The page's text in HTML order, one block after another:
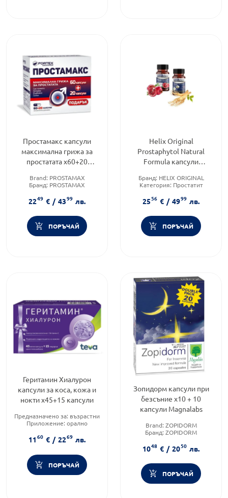
Простамакс капсули
максимална грижа за
простатата х60+20
Brand: PROSTAMAX
Бранд: PROSTAMAX
2249 € / 4399 лв.
ПОРЪЧАЙ
Helix Original
Prostaphytol Natural
Formula капсули
Plus капсули х30
Бранд: HELIX ORIGINAL
Категория: Простатит
2556 € / 4999 лв.
ПОРЪЧАЙ
Геритамин Хиалурон
капсули за коса, кожа и
нокти х45+15 капсули
Предназначено за: възрастни
Приложение: орално
1160 € / 2269 лв.
ПОРЪЧАЙ
Зопидорм капсули при
безсъние х10 + 10
капсули Magnalabs
Brand: ZOPIDORM
Бранд: ZOPIDORM
1048 € / 2050 лв.
ПОРЪЧАЙ